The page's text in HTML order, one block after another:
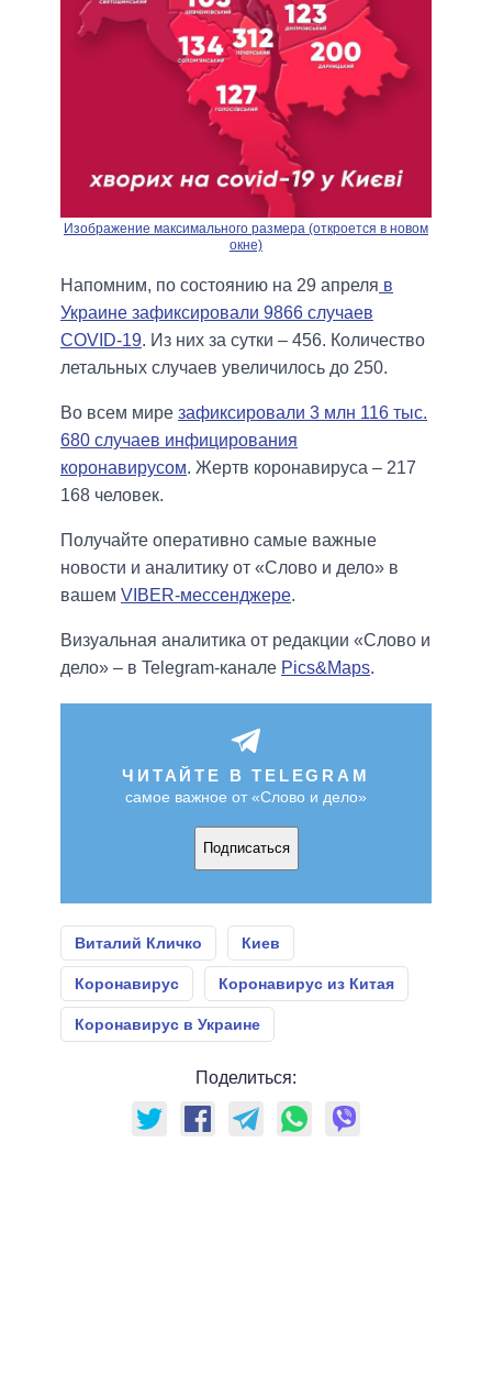
Изображение максимального размера (откроется в новом
окне)
Напомним, по состоянию на 29 апреля в
Украине зафиксировали 9866 случаев
COVID-19. Из них за сутки – 456. Количество
летальных случаев увеличилось до 250.
Во всем мире зафиксировали 3 млн 116 тыс.
680 случаев инфицирования
коронавирусом. Жертв коронавируса – 217
168 человек.
Получайте оперативно самые важные
новости и аналитику от «Слово и дело» в
вашем VIBER-мессенджере.
Визуальная аналитика от редакции «Слово и
дело» – в Telegram-канале Pics&Maps.
ЧИТАЙТЕ В TELEGRAM
самое важное от «Слово и дело»
Подписаться
Виталий Кличко Киев
Коронавирус Коронавирус из Китая
Коронавирус в Украине
Поделиться: